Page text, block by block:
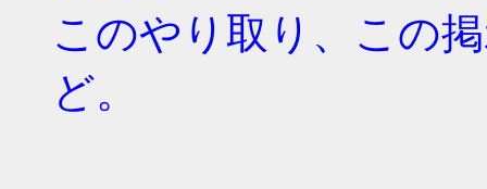
このやり取り、この
ど。